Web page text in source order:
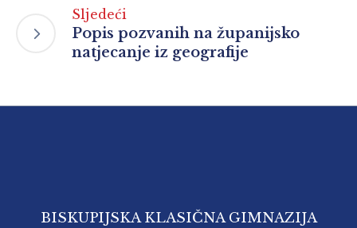
Sljedeći
Popis pozvanih na županijsko
natjecanje iz geografije
BISKUPIJSKA KLASIČNA GIMNAZIJA